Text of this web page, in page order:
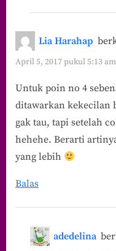
Lia Harahap
April 5, 2017 pukul 5:13 am
Untuk poin no 4
ditawarkan kekecilan
gak tau, tapi setelah
hehehe. Berarti
yang lebih
Balas
adedelina